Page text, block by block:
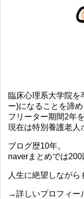
臨床心理系大学院を
ー)になることを諦
フリーター期間2年
現在は特別養護老人
ブログ歴10年。
naverまとめでは200
人生に絶望しながら
→詳しいプロフィー